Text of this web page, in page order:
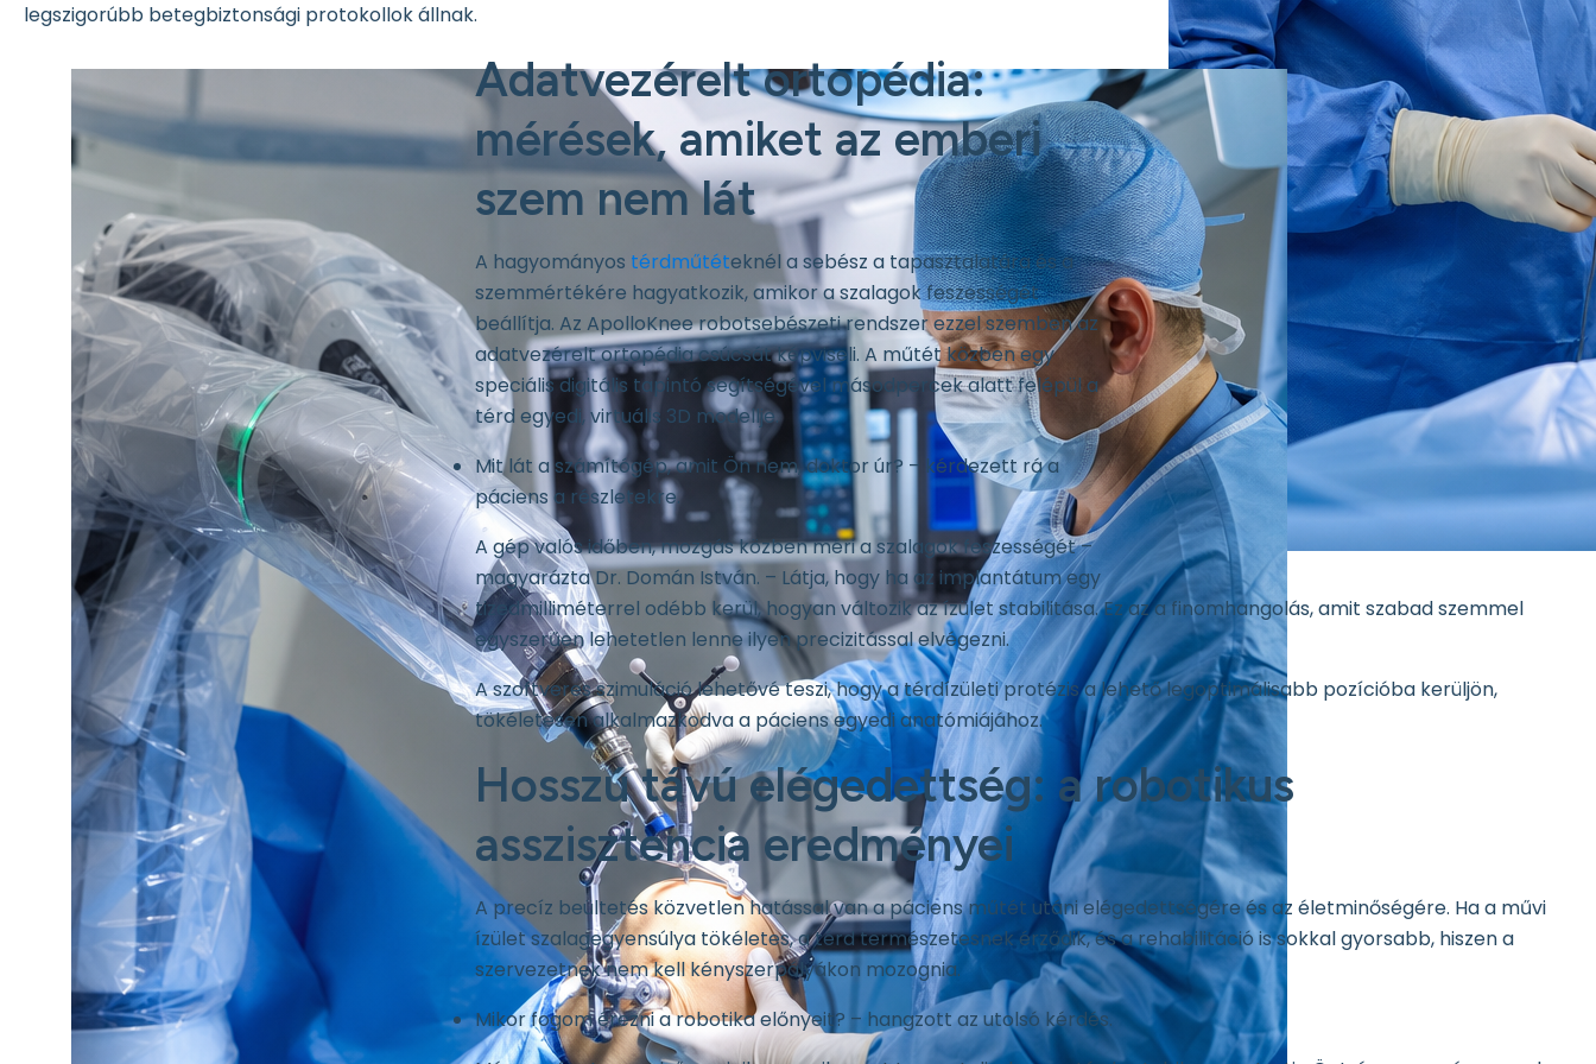
legszigorúbb betegbiztonsági protokollok állnak.
Adatvezérelt ortopédia:
mérések, amiket az emberi
szem nem lát
A hagyományos térdműtéteknél a sebész a tapasztalatára és a
szemmértékére hagyatkozik, amikor a szalagok feszességét
beállítja. Az ApolloKnee robotsebészeti rendszer ezzel szemben az
adatvezérelt ortopédia csúcsát képviseli. A műtét közben egy
speciális digitális tapintó segítségével másodpercek alatt felépül a
térd egyedi, virtuális 3D modellje.
Mit lát a számítógép, amit Ön nem, doktor úr? – kérdezett rá a
páciens a részletekre.
A gép valós időben, mozgás közben méri a szalagok feszességét –
magyarázta Dr. Domán István. – Látja, hogy ha az implantátum egy
tizedmilliméterrel odébb kerül, hogyan változik az ízület stabilitása. Ez az a finomhangolás, amit szabad szemmel
egyszerűen lehetetlen lenne ilyen precizitással elvégezni.
A szoftveres szimuláció lehetővé teszi, hogy a térdízületi protézis a lehető legoptimálisabb pozícióba kerüljön,
tökéletesen alkalmazkodva a páciens egyedi anatómiájához.
Hosszú távú elégedettség: a robotikus
asszisztencia eredményei
A precíz beültetés közvetlen hatással van a páciens műtét utáni elégedettségére és az életminőségére. Ha a művi
ízület szalagegyensúlya tökéletes, a térd természetesnek érződik, és a rehabilitáció is sokkal gyorsabb, hiszen a
szervezetnek nem kell kényszerpályákon mozognia.
Mikor fogom érezni a robotika előnyeit? – hangzott az utolsó kérdés.